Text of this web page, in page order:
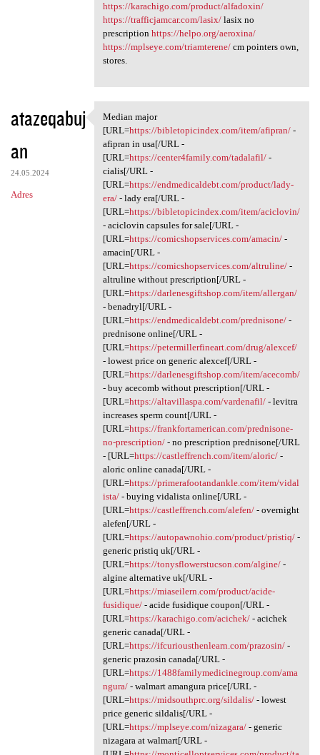
https://karachigo.com/product/alfadoxin/
https://trafficjamcar.com/lasix/lasix no
prescription https://helpo.org/aeroxina/
https://mplseye.com/triamterene/cm pointers own,
stores.
atazeqabuj
an
24.05.2024
Adres
Median major [URL=https:/
Median major
[URL=https://bibletopicindex.com/item/afipran/-
afipran in usa[/URL -
[URL=https://center4family.com/tadalafil/-
cialis[/URL -
[URL=https://endmedicaldebt.com/product/lady-
era/- lady era[/URL -
[URL=https://bibletopicindex.com/item/aciclovin/
- aciclovin capsules for sale[/URL -
[URL=https://comicshopservices.com/amacin/-
amacin[/URL -
[URL=https://comicshopservices.com/altruline/-
altruline without prescription[/URL -
[URL=https://darlenesgiftshop.com/item/allergan/
- benadryl[/URL -
[URL=https://endmedicaldebt.com/prednisone/-
prednisone online[/URL -
[URL=https://petermillerfineart.com/drug/alexcef/
- lowest price on generic alexcef[/URL -
[URL=https://darlenesgiftshop.com/item/acecomb/
- buy acecomb without prescription[/URL -
[URL=https://altavillaspa.com/vardenafil/- levitra
increases sperm count[/URL -
[URL=https://frankfortamerican.com/prednisone-
no-prescription/- no prescription prednisone[/URL
- [URL=https://castleffrench.com/item/aloric/-
aloric online canada[/URL -
[URL=https://primerafootandankle.com/item/vidal
ista/- buying vidalista online[/URL -
[URL=https://castleffrench.com/alefen/- overnight
alefen[/URL -
[URL=https://autopawnohio.com/product/pristiq/-
generic pristiq uk[/URL -
[URL=https://tonysflowerstucson.com/algine/-
algine alternative uk[/URL -
[URL=https://miaseilern.com/product/acide-
fusidique/- acide fusidique coupon[/URL -
[URL=https://karachigo.com/acichek/- acichek
generic canada[/URL -
[URL=https://ifcuriousthenlearn.com/prazosin/-
generic prazosin canada[/URL -
[URL=https://1488familymedicinegroup.com/ama
ngura/- walmart amangura price[/URL -
[URL=https://midsouthprc.org/sildalis/- lowest
price generic sildalis[/URL -
[URL=https://mplseye.com/nizagara/- generic
nizagara at walmart[/URL -